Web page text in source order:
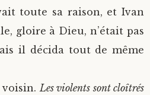
toute sa raison, et Ivan
gloire à Dieu, n’était pas
il décida tout de même
voisin.Les violents sont cloîtrés